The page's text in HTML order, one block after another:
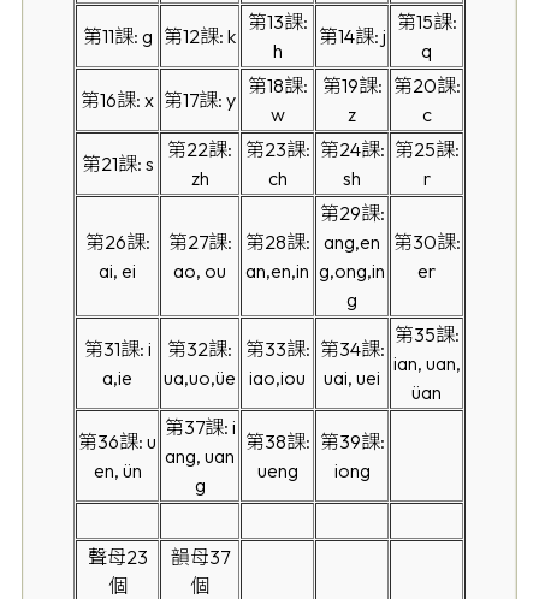
第11課: g 第12課: k
第13課:
h
第14課: j
第15課:
q
第16課: x 第17課: y
第18課:
w
第19課:
z
第20課:
c
第21課: s
第22課:
zh
第23課:
ch
第24課:
sh
第25課:
r
第26課:
ai, ei
第27課:
ao, ou
第28課:
an,en,in
第29課:
ang,en
g,ong,in
g
第30課:
er
第31課: i
a,ie
第32課:
ua,uo,üe
第33課:
iao,iou
第34課:
uai, uei
第35課:
ian, uan,
üan
第36課: u
en, ün
第37課: i
ang, uan
g
第38課:
ueng
第39課:
iong
聲母23
個
韻母37
個